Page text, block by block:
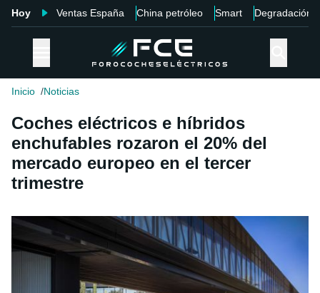
Hoy Ventas España China petróleo Smart Degradación
Inicio Noticias
Coches eléctricos e híbridos
enchufables rozaron el 20% del
mercado europeo en el tercer
trimestre